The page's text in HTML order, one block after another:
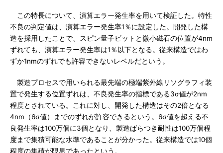
この特長について、演算エラー発生率を用いて検証した。特性
不良の判定値は、演算エラー発生率1％に設定した。開発した構
造を採用したことで、スピン量子ビットと微小磁石の位置が4nm
ずれても、演算エラー発生率は1％以下となる。従来構造ではわ
ずか1nmのずれでも許容できないレベルだという。
製造プロセスで用いられる最先端の極端紫外線リソグラフィ装
置で発生する位置ずれは、不良発生率の指標である3σ値が2nm
程度とされている。これに対し、開発した構造はその2倍となる
4nm（6σ値）までのずれが許容できるという。6σ値を超える不
良発生率は100万個に3個となり、製造ばらつき耐性は100万個程
度まで集積可能な水準であることが分かった。従来構造では10個
程度の集積が限界であったという。